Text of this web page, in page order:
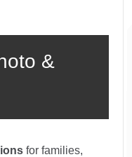
&
for families,